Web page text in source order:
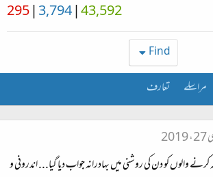
43,592
3,794
295
Find
مراسلے تعارف
کرنے والوں کو دن کی روشنی میں بہادرانہ جواب دیا گیا... اندرونی و